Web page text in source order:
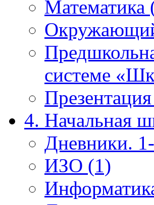
Математика
системе
4. Начальная
Дневники.
ИЗО (1)